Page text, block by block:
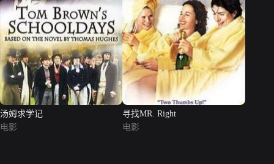
汤姆求学记
电影
寻找MR. Right
电影